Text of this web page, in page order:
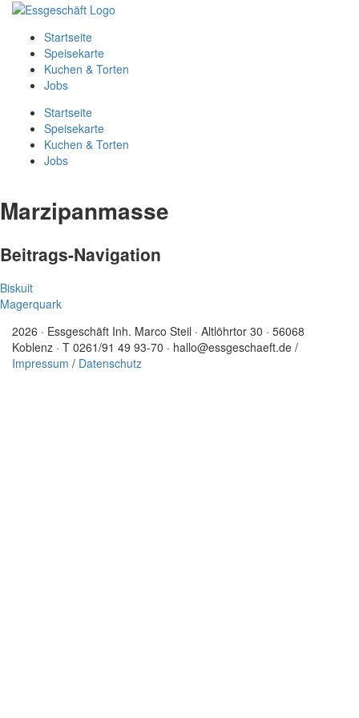
Startseite
Speisekarte
Kuchen & Torten
Jobs
Startseite
Speisekarte
Kuchen & Torten
Jobs
Marzipanmasse
Beitrags-Navigation
Biskuit
Magerquark
2026 · Essgeschäft Inh. Marco Steil · Altlöhrtor 30 · 56068
Koblenz · T 0261/91 49 93-70 · hallo@essgeschaeft.de /
Impressum / Datenschutz